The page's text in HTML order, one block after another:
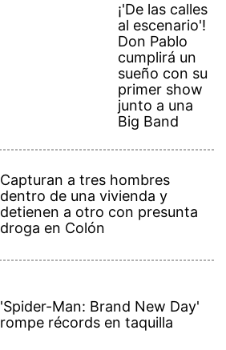
¡'De las calles
al escenario'!
Don Pablo
cumplirá un
sueño con su
primer show
junto a una
Big Band
Capturan a tres hombres
dentro de una vivienda y
detienen a otro con presunta
droga en Colón
'Spider-Man: Brand New Day'
rompe récords en taquilla